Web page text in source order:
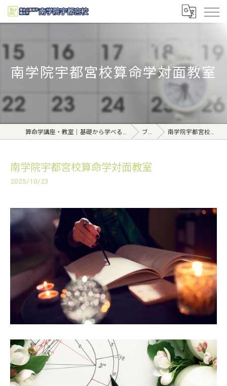
南学院宇都宮校算命学対面教室
算命学講座・教室｜基礎から学べる東京日本橋【日本橋南学院】 ブログ 南学院宇都宮校算命学対面教室
南学院宇都宮校算命学対面教室
2025/10/23